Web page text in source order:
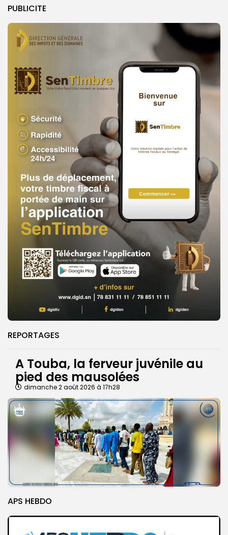
PUBLICITE
REPORTAGES
A Touba, la ferveur juvénile au
pied des mausolées
dimanche 2 août 2026 à 17h28
APS HEBDO